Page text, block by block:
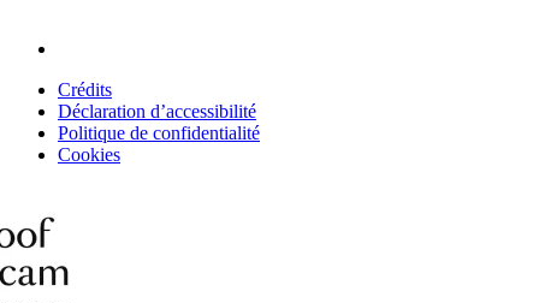
Crédits
Déclaration d’accessibilité
Politique de confidentialité
Cookies